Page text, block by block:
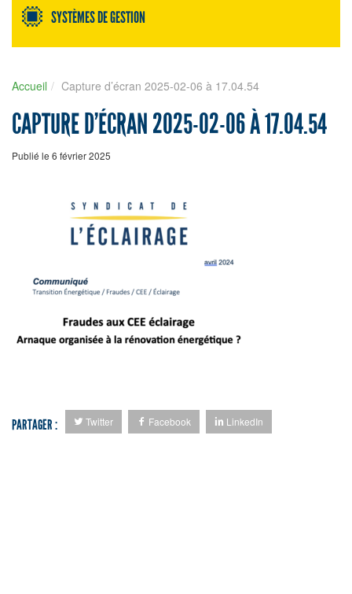
SYSTÈMES DE GESTION
Accueil Capture d’écran 2025-02-06 à 17.04.54
CAPTURE D’ÉCRAN 2025-02-06 À 17.04.54
Publié le 6 février 2025
PARTAGER : Twitter Facebook LinkedIn